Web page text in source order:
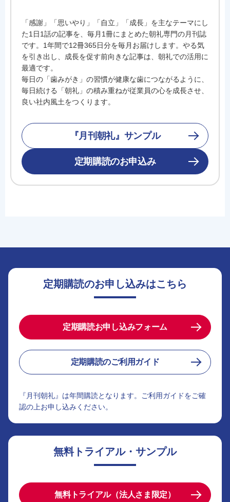
「感謝」「思いやり」「自立」「成長」を主なテーマにし
た1日1話の記事を、毎月1冊にまとめた朝礼専門の月刊誌
です。1年間で12冊365日分を毎月お届けします。やる気
を引き出し、成長を促す前向きな記事は、朝礼での活用に
最適です。
毎日の「歯みがき」の習慣が健康な歯につながるように、
毎日続ける「朝礼」の積み重ねが従業員の心を成長させ、
良い社内風土をつくります。
『月刊朝礼』サンプル
定期購読のお申込み
定期購読のお申し込みはこちら
定期購読お申し込みフォーム
定期購読のご利用ガイド
『月刊朝礼』は年間購読となります。ご利用ガイドをご確
認の上お申し込みください。
無料トライアル・サンプル
無料トライアル（法人さま限定）